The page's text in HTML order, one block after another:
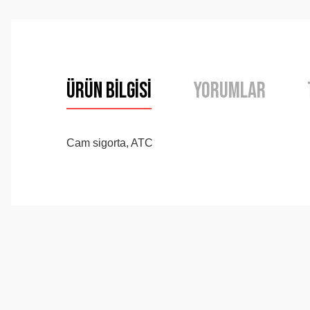
Ürün Bilgisi Yorumlar
Cam sigorta, ATC